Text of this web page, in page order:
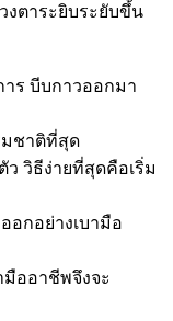
ตาระยิบระยับขึ้น
ร บีบกาวออกมา
ชาติที่สุด
วิธีง่ายที่สุดคือเริ่ม
อกอย่างเบามือ
มืออาชีพจึงจะ